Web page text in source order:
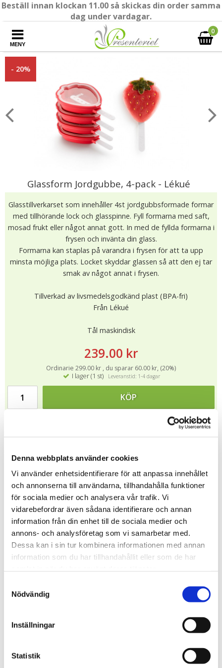
Denna webbplats använder cookies
Vi använder enhetsidentifierare för att anpassa innehållet
och annonserna till användarna, tillhandahålla funktioner
för sociala medier och analysera vår trafik. Vi
vidarebefordrar även sådana identifierare och annan
information från din enhet till de sociala medier och
annons- och analysföretag som vi samarbetar med.
Dessa kan i sin tur kombinera informationen med annan
information som du har tillhandahållit eller som de har
Nödvändig
Inställningar
Statistik
Beställ innan klockan 11.00 så skickas din order samma
dag under vardagar.
MENY
0
- 20%
Glassform Jordgubbe, 4-pack - Lékué
Glasstillverkarset som innehåller 4st jordgubbsformade formar
med tillhörande lock och glasspinne. Fyll formarna med saft,
mosad frukt eller något annat gott. In med de fyllda formarna i
frysen och invänta din glass.
Formarna kan staplas på varandra i frysen för att ta upp
minsta möjliga plats. Locket skyddar glassen så att den ej tar
smak av något annat i frysen.
Tillverkad av livsmedelsgodkänd plast (BPA-fri)
Från Lékué
Tål maskindisk
239.00 kr
Ordinarie 299.00 kr , du sparar 60.00 kr, (20%)
I lager (1 st) Leveranstid: 1-4 dagar
KÖP
Tipsa
Upptäck mer
Julklappsspelet
Smarta Saker
Hjälpmedel och redskap
Presenter till Morfar/Farfar
Lékué Köksredskap
Julklappar till honom